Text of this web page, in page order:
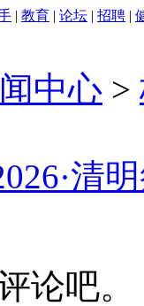
| 教育 | 论坛 | 招聘 |
中心 >
清
论吧。